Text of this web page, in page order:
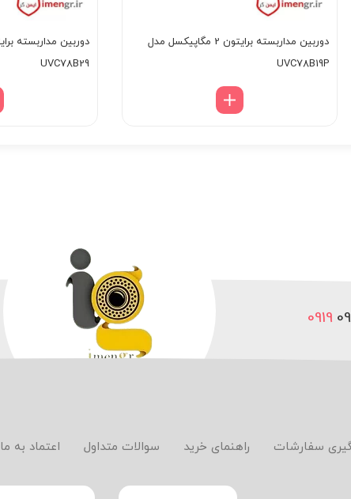
دوربین مداربسته برایتون 2 مگاپیکسل مدل
UVC78B19P
UVC78B29
0919
سفارشات راهنمای خرید سوالات متداول اعتماد به ما